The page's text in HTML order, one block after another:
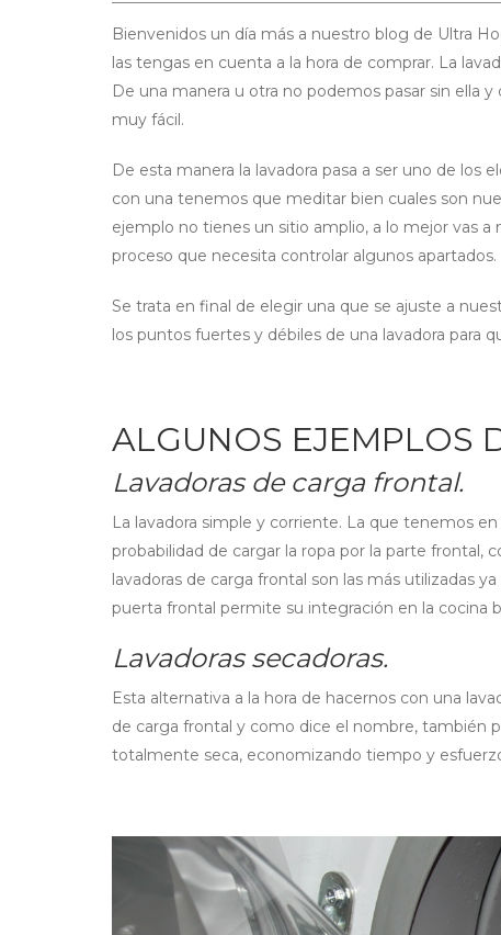
Bienvenidos un día más a nuestro blog de Ultra
las tengas en cuenta a la hora de comprar. La
De una manera u otra no podemos pasar sin ella
muy fácil.
De esta manera la lavadora pasa a ser uno de los
con una tenemos que meditar bien cuales son
ejemplo no tienes un sitio amplio, a lo mejor vas a
proceso que necesita controlar algunos apartados.
Se trata en final de elegir una que se ajuste a
los puntos fuertes y débiles de una lavadora para
ALGUNOS EJEMPLOS
Lavadoras de carga frontal.
La lavadora simple y corriente. La que tenemos
probabilidad de cargar la ropa por la parte
lavadoras de carga frontal son las más utilizadas
puerta frontal permite su integración en la cocina
Lavadoras secadoras.
Esta alternativa a la hora de hacernos con una
de carga frontal y como dice el nombre, también
totalmente seca, economizando tiempo y